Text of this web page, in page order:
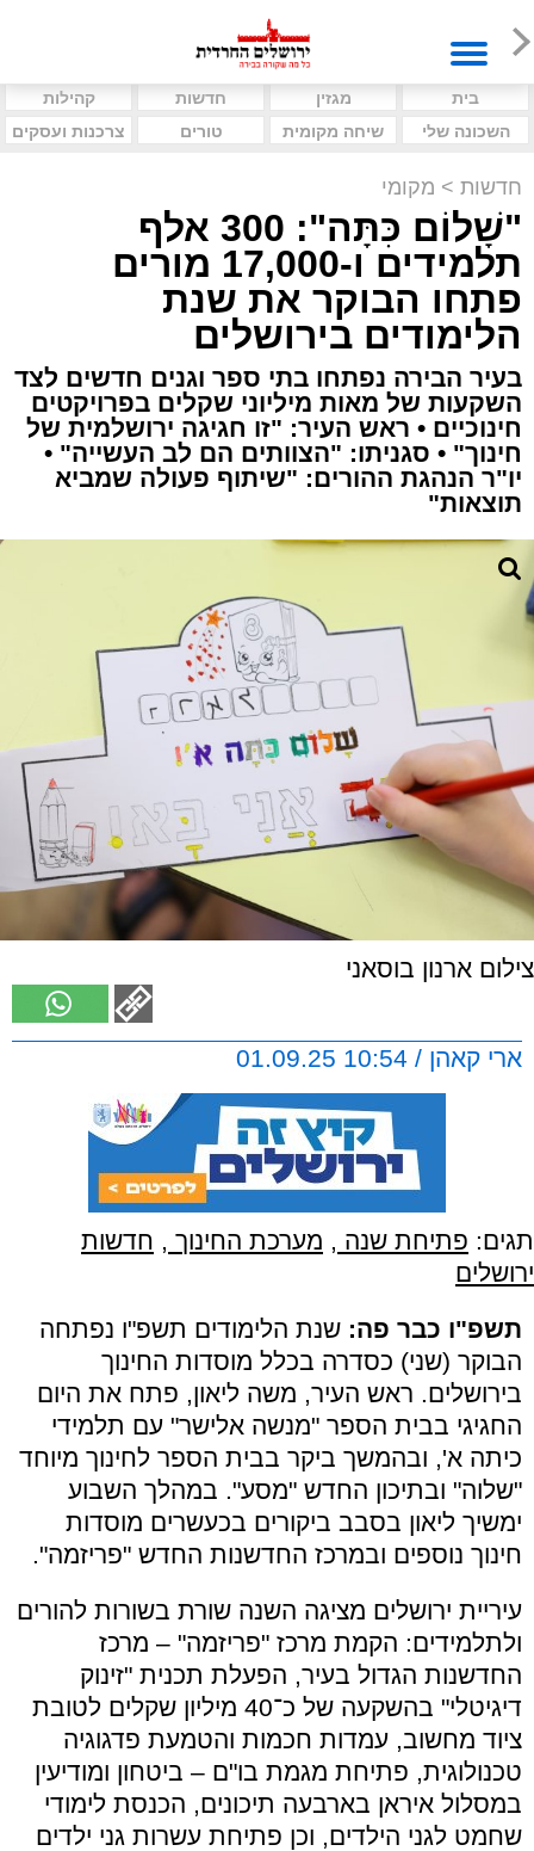
בית מגזין חדשות
קהילות
השכונה שלי
שיחה מקומית טורים צרכנות ועסקים
חדשות > מקומי
"שָׁלוֹם כִּתָּה": 300 אלף
תלמידים ו-17,000 מורים
פתחו הבוקר את שנת
הלימודים בירושלים
בעיר הבירה נפתחו בתי ספר וגנים חדשים לצד
השקעות של מאות מיליוני שקלים בפרויקטים
חינוכיים • ראש העיר: "זו חגיגה ירושלמית של
חינוך" • סגניתו: "הצוותים הם לב העשייה" •
יו"ר הנהגת ההורים: "שיתוף פעולה שמביא
תוצאות"
צילום ארנון בוסאני
ארי קאהן / 10:54 01.09.25
תגים: פתיחת שנה , מערכת החינוך , חדשות
ירושלים
תשפ"ו כבר פה: שנת הלימודים תשפ"ו נפתחה
הבוקר (שני) כסדרה בכלל מוסדות החינוך
בירושלים. ראש העיר, משה ליאון, פתח את היום
החגיגי בבית הספר "מנשה אלישר" עם תלמידי
כיתה א', ובהמשך ביקר בבית הספר לחינוך מיוחד
"שלוה" ובתיכון החדש "מסע". במהלך השבוע
ימשיך ליאון בסבב ביקורים בכעשרים מוסדות
חינוך נוספים ובמרכז החדשנות החדש "פריזמה".
עיריית ירושלים מציגה השנה שורת בשורות להורים
ולתלמידים: הקמת מרכז "פריזמה" – מרכז
החדשנות הגדול בעיר, הפעלת תכנית "זינוק
דיגיטלי" בהשקעה של כ־40 מיליון שקלים לטובת
ציוד מחשוב, עמדות חכמות והטמעת פדגוגיה
טכנולוגית, פתיחת מגמת בו"ם – ביטחון ומודיעין
במסלול איראן בארבעה תיכונים, הכנסת לימודי
שחמט לגני הילדים, וכן פתיחת עשרות גני ילדים